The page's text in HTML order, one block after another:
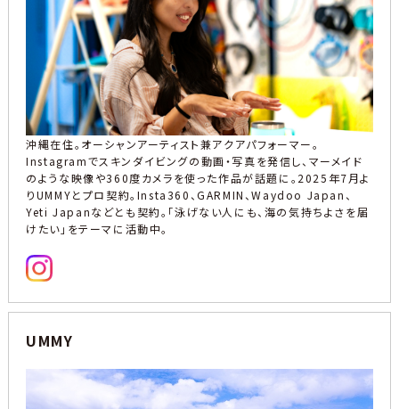
沖縄在住。オーシャンアーティスト兼アクアパフォーマー。
Instagramでスキンダイビングの動画・写真を発信し、マーメイド
のような映像や360度カメラを使った作品が話題に。2025年7月よ
りUMMYとプロ契約。Insta360、GARMIN、Waydoo Japan、
Yeti Japanなどとも契約。「泳げない人にも、海の気持ちよさを届
けたい」をテーマに活動中。
UMMY